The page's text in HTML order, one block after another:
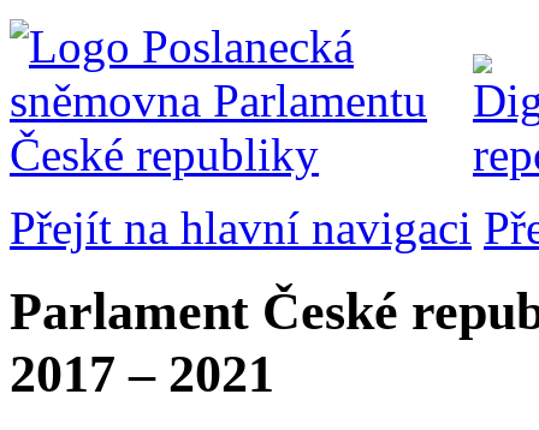
Přejít na hlavní navigaci
Parlament České
2017 – 2021